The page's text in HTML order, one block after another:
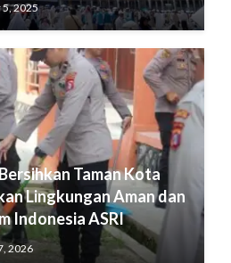
5, 2025
Taman Kota
Lingkungan Aman dan
Indonesia ASRI
2026